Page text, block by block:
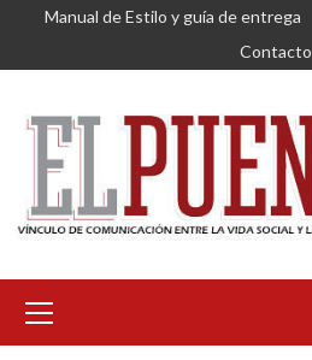
Saltar
contenido
Manual de Estilo y guía de entrega
Contacto
primario